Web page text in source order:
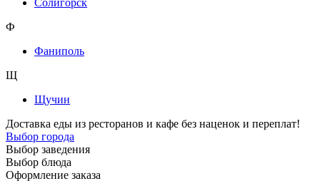
Солигорск
Ф
Фаниполь
Щ
Щучин
Доставка еды из ресторанов и кафе без наценок и переплат!
Выбор города
Выбор заведения
Выбор блюда
Оформление заказа